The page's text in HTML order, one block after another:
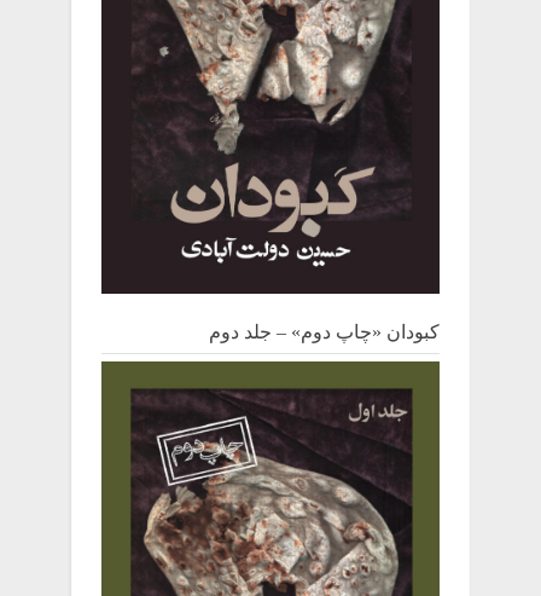
کبودان «چاپ دوم» – جلد دوم